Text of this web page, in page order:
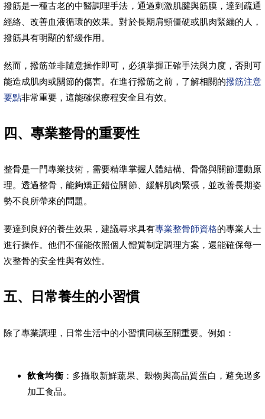
撥筋是一種古老的中醫調理手法，通過刺激肌腱與筋膜，達到疏通
經絡、改善血液循環的效果。對於長期肩頸僵硬或肌肉緊繃的人，
撥筋具有明顯的舒緩作用。
然而，撥筋並非隨意操作即可，必須掌握正確手法與力度，否則可
能造成肌肉或關節的傷害。在進行撥筋之前，了解相關的撥筋注意
要點非常重要，這能確保療程安全且有效。
四、專業整骨的重要性
整骨是一門專業技術，需要精準掌握人體結構、骨骼與關節運動原
理。透過整骨，能夠矯正錯位關節、緩解肌肉緊張，並改善長期姿
勢不良所帶來的問題。
要達到良好的養生效果，建議尋求具有專業整骨師資格的專業人士
進行操作。他們不僅能依照個人體質制定調理方案，還能確保每一
次整骨的安全性與有效性。
五、日常養生的小習慣
除了專業調理，日常生活中的小習慣同樣至關重要。例如：
飲食均衡：多攝取新鮮蔬果、穀物與高品質蛋白，避免過多
加工食品。